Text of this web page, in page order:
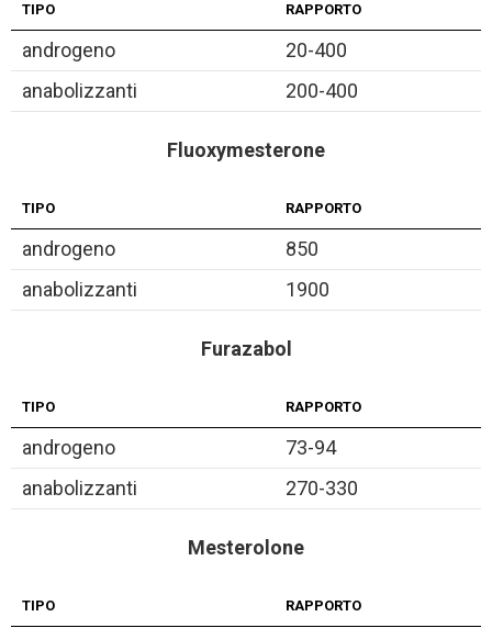
TIPO RAPPORTO
androgeno
20-400
anabolizzanti
200-400
Fluoxymesterone
TIPO RAPPORTO
androgeno
850
anabolizzanti
1900
Furazabol
TIPO RAPPORTO
androgeno
73-94
anabolizzanti
270-330
Mesterolone
TIPO RAPPORTO